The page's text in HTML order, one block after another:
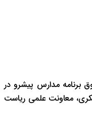
برنامه مدارس پیشرو در
معاونت علمی ریاست